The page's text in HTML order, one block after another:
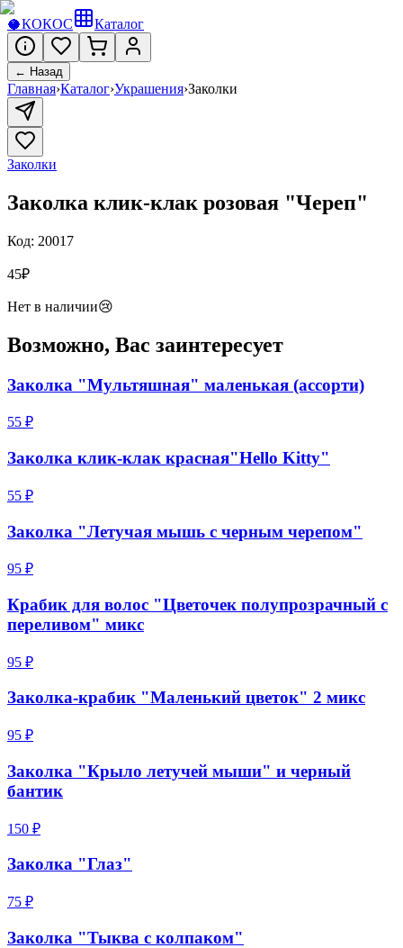
🥥КОКОС Каталог
← Назад
Главная›Каталог›Украшения›Заколки
Заколки
Заколка клик-клак розовая "Череп"
Код: 20017
45₽
Нет в наличии😢
Возможно, Вас заинтересует
Заколка "Мультяшная" маленькая (ассорти)
55 ₽
Заколка клик-клак красная"Hello Kitty"
55 ₽
Заколка "Летучая мышь с черным черепом"
95 ₽
Крабик для волос "Цветочек полупрозрачный с
переливом" микс
95 ₽
Заколка-крабик "Маленький цветок" 2 микс
95 ₽
Заколка "Крыло летучей мыши" и черный
бантик
150 ₽
Заколка "Глаз"
75 ₽
Заколка "Тыква с колпаком"